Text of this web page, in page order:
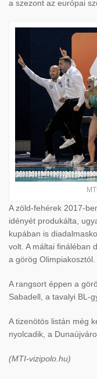
a szezont az európai
A zöld-fehérek 2017-
idényét produkálta,
kupában is
volt. A máltai fináléban
a görög Olimpiakosztól.
A rangsort éppen a
Sabadell, a tavalyi BL-
A tizenötös listán még
nyolcadik, a
(MTI-vizipolo.hu)